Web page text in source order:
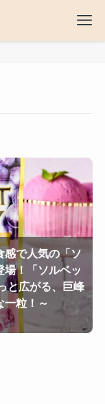
感で人気の「ソ
場！「ソルベッ
と広がる、巨峰
一粒！～